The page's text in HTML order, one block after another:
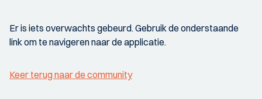
Er is iets overwachts gebeurd. Gebruik de onderstaande
link om te navigeren naar de applicatie.
Keer terug naar de community